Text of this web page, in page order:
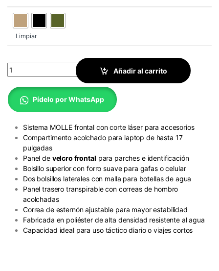
Sistema MOLLE frontal con corte láser para accesorios
Compartimento acolchado para laptop de hasta 17
pulgadas
Panel de velcro frontal para parches e identificación
Bolsillo superior con forro suave para gafas o celular
Dos bolsillos laterales con malla para botellas de agua
Panel trasero transpirable con correas de hombro
acolchadas
Correa de esternón ajustable para mayor estabilidad
Fabricada en poliéster de alta densidad resistente al agua
Capacidad ideal para uso táctico diario o viajes cortos
Limpiar
Mochila Táctica Tipo Highland quantity
Añadir al carrito
Pídelo por WhatsApp